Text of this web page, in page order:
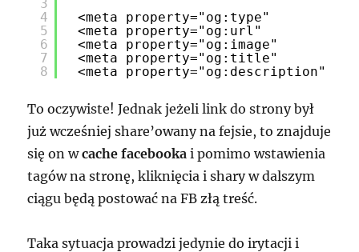
3
4
5
6
7
8
<meta property="og:type"
<meta property="og:url"
<meta property="og:image"
<meta property="og:title"
<meta property="og:description"
To oczywiste! Jednak jeżeli link do strony był
już wcześniej share’owany na fejsie, to znajduje
się on wcache facebooka i pomimo wstawienia
tagów na stronę, kliknięcia i shary w dalszym
ciągu będą postować na FB złą treść.
Taka sytuacja prowadzi jedynie do irytacji i